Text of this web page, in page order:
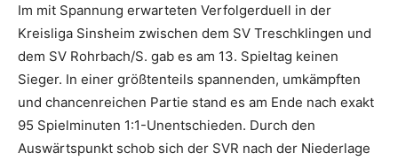
Im mit Spannung erwarteten Verfolgerduell in der
Kreisliga Sinsheim zwischen dem SV Treschklingen und
dem SV Rohrbach/S. gab es am 13. Spieltag keinen
Sieger. In einer größtenteils spannenden, umkämpften
und chancenreichen Partie stand es am Ende nach exakt
95 Spielminuten 1:1-Unentschieden. Durch den
Auswärtspunkt schob sich der SVR nach der Niederlage